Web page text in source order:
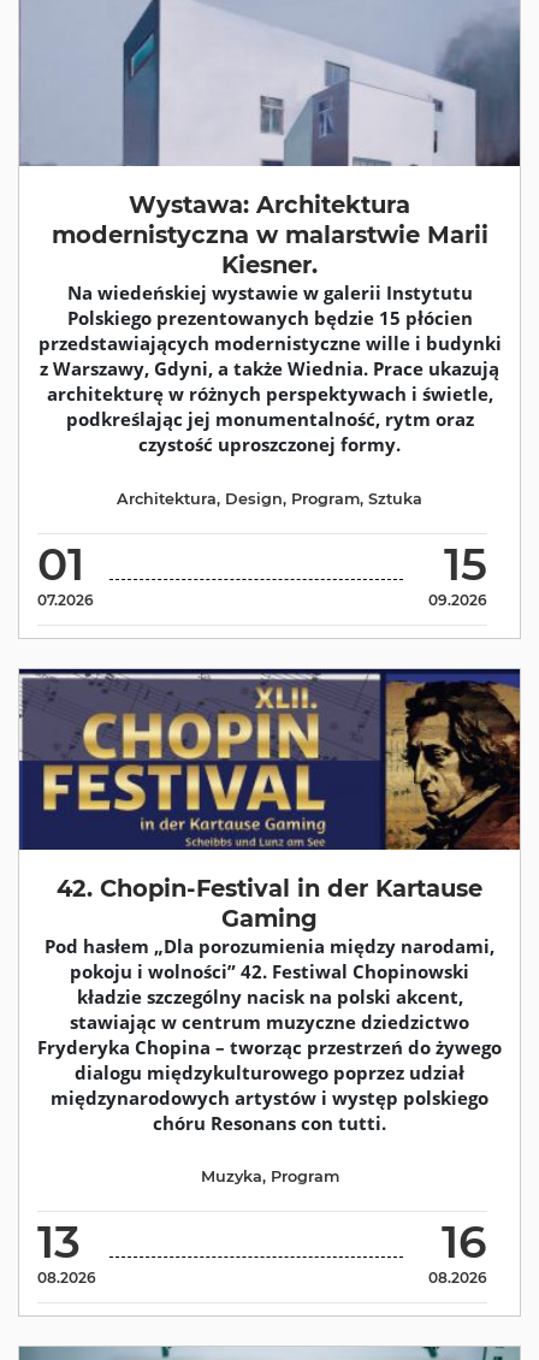
Wystawa: Architektura
modernistyczna w malarstwie Marii
Kiesner.
Na wiedeńskiej wystawie w galerii Instytutu
Polskiego prezentowanych będzie 15 płócien
przedstawiających modernistyczne wille i budynki
z Warszawy, Gdyni, a także Wiednia. Prace ukazują
architekturę w różnych perspektywach i świetle,
podkreślając jej monumentalność, rytm oraz
czystość uproszczonej formy.
01
07.2026
15
09.2026
Architektura, Design, Program, Sztuka
42. Chopin-Festival in der Kartause
Gaming
Pod hasłem „Dla porozumienia między narodami,
pokoju i wolności” 42. Festiwal Chopinowski
kładzie szczególny nacisk na polski akcent,
stawiając w centrum muzyczne dziedzictwo
Fryderyka Chopina – tworząc przestrzeń do żywego
dialogu międzykulturowego poprzez udział
międzynarodowych artystów i występ polskiego
chóru Resonans con tutti.
13
08.2026
16
08.2026
Muzyka, Program